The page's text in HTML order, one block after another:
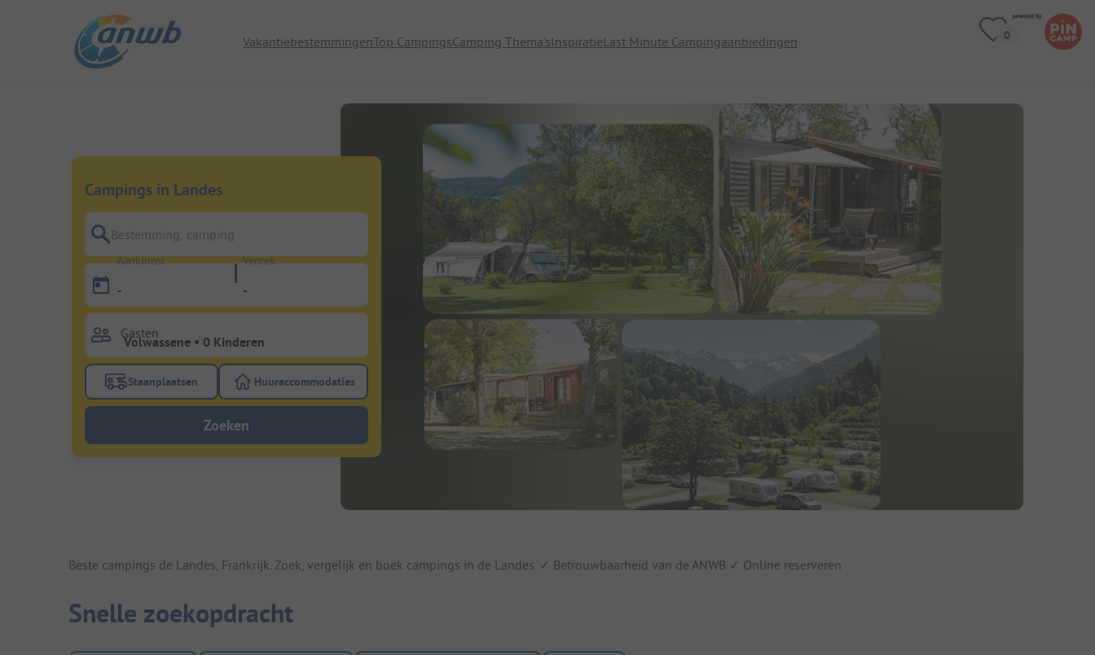
VakantiebestemmingenTop CampingsCamping Thema'sInspiratieLast Minute Campingaanbiedingen
Campings in Landes
Bestemming, camping
Aankomst
-
Vertrek
-
Gasten
Gebruik de filterknop staanplaatsen om te zoeken naar staanplaatsen
Staanplaatsen Gebruik de filterknop huuraccommodaties om te zoeken naar huuraccommodaties
Huuraccommodaties
Zoeken
Beste campings de Landes, Frankrijk. Zoek, vergelijk en boek campings in de Landes. ✓ Betrouwbaarheid van de ANWB ✓ Online reserveren
Snelle zoekopdracht